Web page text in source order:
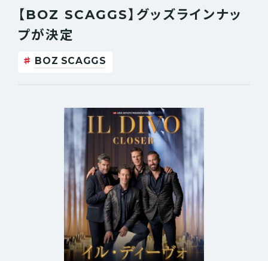
JOSH GROBAN
KRAFTWERK
KENNY G
MICHAEL SCHENKER
PAUL GILBERT
Unlucky Morpheus
YOSHIKI
7ORDER
秋山歌謡祭
今井俊輔
ウドー音楽事務所
フジタ カコ
サウンドメッセ
【BOZ SCAGGS】グッズラインナッ
プが決定
BOZ SCAGGS